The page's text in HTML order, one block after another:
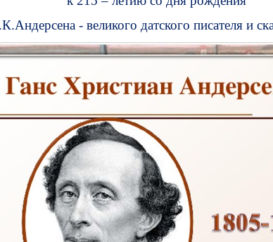
- великого датского писателя и